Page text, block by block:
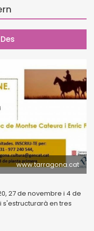
www.tarragona.cat
27 de novembre i 4 de
s'estructurarà en tres